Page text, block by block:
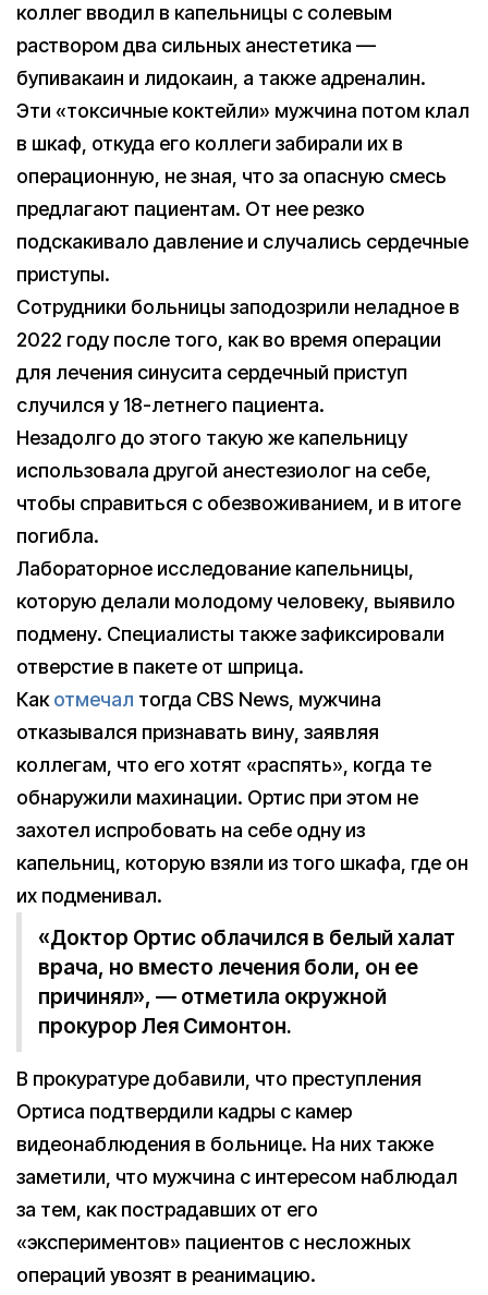
коллег вводил в капельницы с солевым
раствором два сильных анестетика —
бупивакаин и лидокаин, а также адреналин.
Эти «токсичные коктейли» мужчина потом клал
в шкаф, откуда его коллеги забирали их в
операционную, не зная, что за опасную смесь
предлагают пациентам. От нее резко
подскакивало давление и случались сердечные
приступы.
Сотрудники больницы заподозрили неладное в
2022 году после того, как во время операции
для лечения синусита сердечный приступ
случился у 18-летнего пациента.
Незадолго до этого такую же капельницу
использовала другой анестезиолог на себе,
чтобы справиться с обезвоживанием, и в итоге
погибла.
Лабораторное исследование капельницы,
которую делали молодому человеку, выявило
подмену. Специалисты также зафиксировали
отверстие в пакете от шприца.
Какотмечал тогда CBS News, мужчина
отказывался признавать вину, заявляя
коллегам, что его хотят «распять», когда те
обнаружили махинации. Ортис при этом не
захотел испробовать на себе одну из
капельниц, которую взяли из того шкафа, где он
их подменивал.
«Доктор Ортис облачился в белый халат
врача, но вместо лечения боли, он ее
причинял», — отметила окружной
прокурор Лея Симонтон.
В прокуратуре добавили, что преступления
Ортиса подтвердили кадры с камер
видеонаблюдения в больнице. На них также
заметили, что мужчина с интересом наблюдал
за тем, как пострадавших от его
«экспериментов» пациентов с несложных
операций увозят в реанимацию.